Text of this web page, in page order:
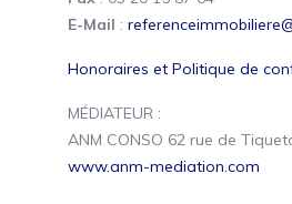
E-Mail :
Honoraires et Politique de
MÉDIATEUR :
ANM CONSO 62 rue de
www.anm-mediation.com